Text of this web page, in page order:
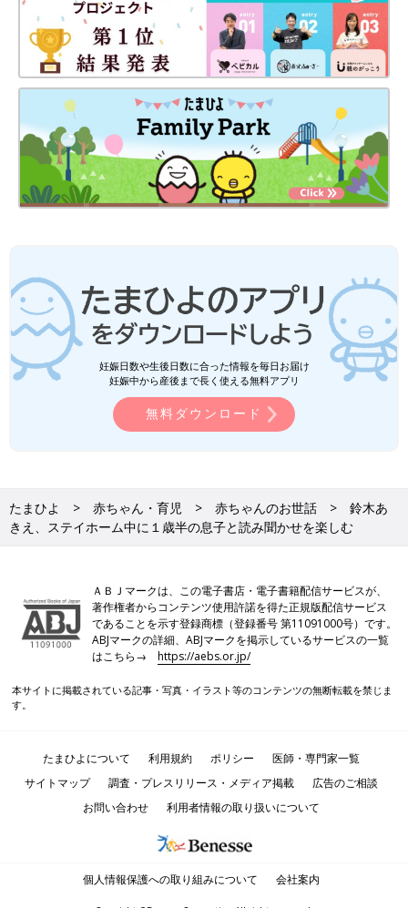
妊娠日数や生後日数に合った情報を毎日お届け
妊娠中から産後まで長く使える無料アプリ
無料ダウンロード
たまひよ 赤ちゃん・育児 赤ちゃんのお世話
鈴木あ
きえ、ステイホーム中に１歳半の息子と読み聞かせを楽しむ
ＡＢＪマークは、この電子書店・電子書籍配信サービスが、
著作権者からコンテンツ使用許諾を得た正規版配信サービス
であることを示す登録商標（登録番号 第11091000号）です。
ABJマークの詳細、ABJマークを掲示しているサービスの一覧
はこちら→https://aebs.or.jp/
本サイトに掲載されている記事・写真・イラスト等のコンテンツの無断転載を禁じま
す。
たまひよについて 利用規約 ポリシー
医師・専門家一覧
サイトマップ
調査・プレスリリース・メディア掲載
広告のご相談
お問い合わせ
利用者情報の取り扱いについて
個人情報保護への取り組みについて 会社案内